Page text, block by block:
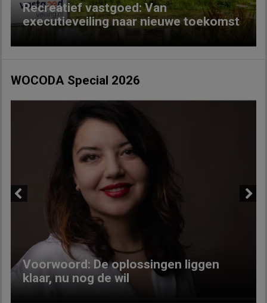
Recreatief vastgoed: Van
executieveiling naar nieuwe toekomst
WOCODA Special 2026
Voorwoord: De oplossingen liggen
klaar, nu nog de wil